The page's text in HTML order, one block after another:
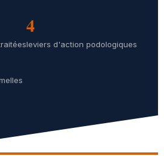
4
leviers d'action podologiques